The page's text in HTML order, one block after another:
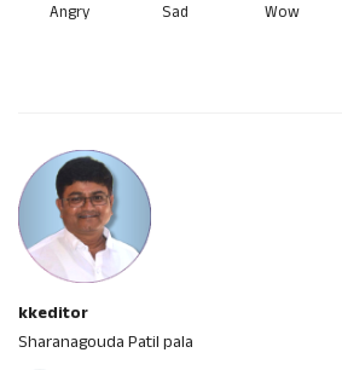
Angry Sad Wow
kkeditor
Sharanagouda Patil pala